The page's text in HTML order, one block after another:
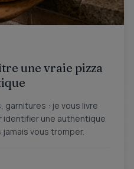
une vraie pizza
garnitures : je vous livre
une authentique
vous tromper.